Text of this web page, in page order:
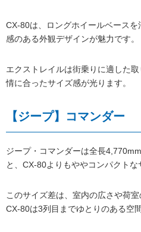
CX-80は、ロングホイールベース
感のある外観デザインが魅力です。
エクストレイルは街乗りに適した
情に合ったサイズ感が光ります。
【ジープ】コマンダー
ジープ・コマンダーは全長
と、CX-80よりもややコンパクトな
このサイズ差は、室内の広さや荷
CX-80は3列目までゆとりのある空